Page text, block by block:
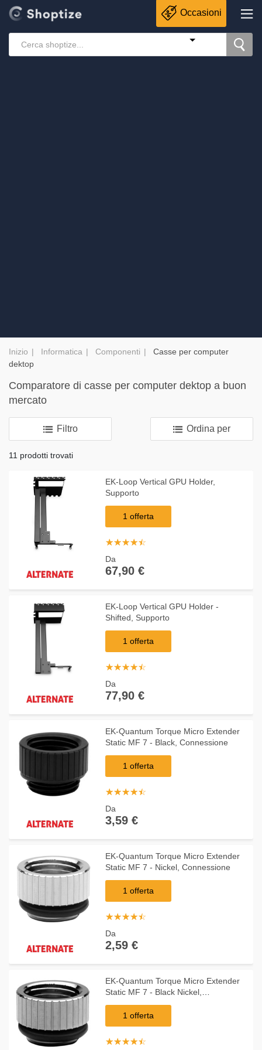
Occasioni
Inizio Informatica Componenti
Casse per computer
dektop
Comparatore di casse per computer dektop a buon
mercato
Filtro Ordina per
11 prodotti trovati
EK-Loop Vertical GPU Holder,
Supporto
1 offerta
☆☆☆☆☆
★★★★★
Da
67,90 €
EK-Loop Vertical GPU Holder -
Shifted, Supporto
1 offerta
☆☆☆☆☆
★★★★★
Da
77,90 €
EK-Quantum Torque Micro Extender
Static MF 7 - Black, Connessione
1 offerta
☆☆☆☆☆
★★★★★
Da
3,59 €
EK-Quantum Torque Micro Extender
Static MF 7 - Nickel, Connessione
1 offerta
☆☆☆☆☆
★★★★★
Da
2,59 €
EK-Quantum Torque Micro Extender
Static MF 7 - Black Nickel,
Connessione
1 offerta
☆☆☆☆☆
★★★★★